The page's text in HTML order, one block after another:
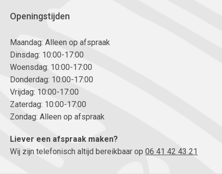
Openingstijden
Maandag: Alleen op afspraak
Dinsdag: 10:00-17:00
Woensdag: 10:00-17:00
Donderdag: 10:00-17:00
Vrijdag: 10:00-17:00
Zaterdag: 10:00-17:00
Zondag: Alleen op afspraak
Liever een afspraak maken?
Wij zijn telefonisch altijd bereikbaar op 06 41 42 43 21